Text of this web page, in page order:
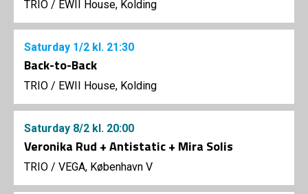
TRIO / EWII House, Kolding
Saturday 1/2 kl. 21:30
Back-to-Back
TRIO / EWII House, Kolding
Saturday 8/2 kl. 20:00
Veronika Rud + Antistatic + Mira Solis
TRIO / VEGA, København V